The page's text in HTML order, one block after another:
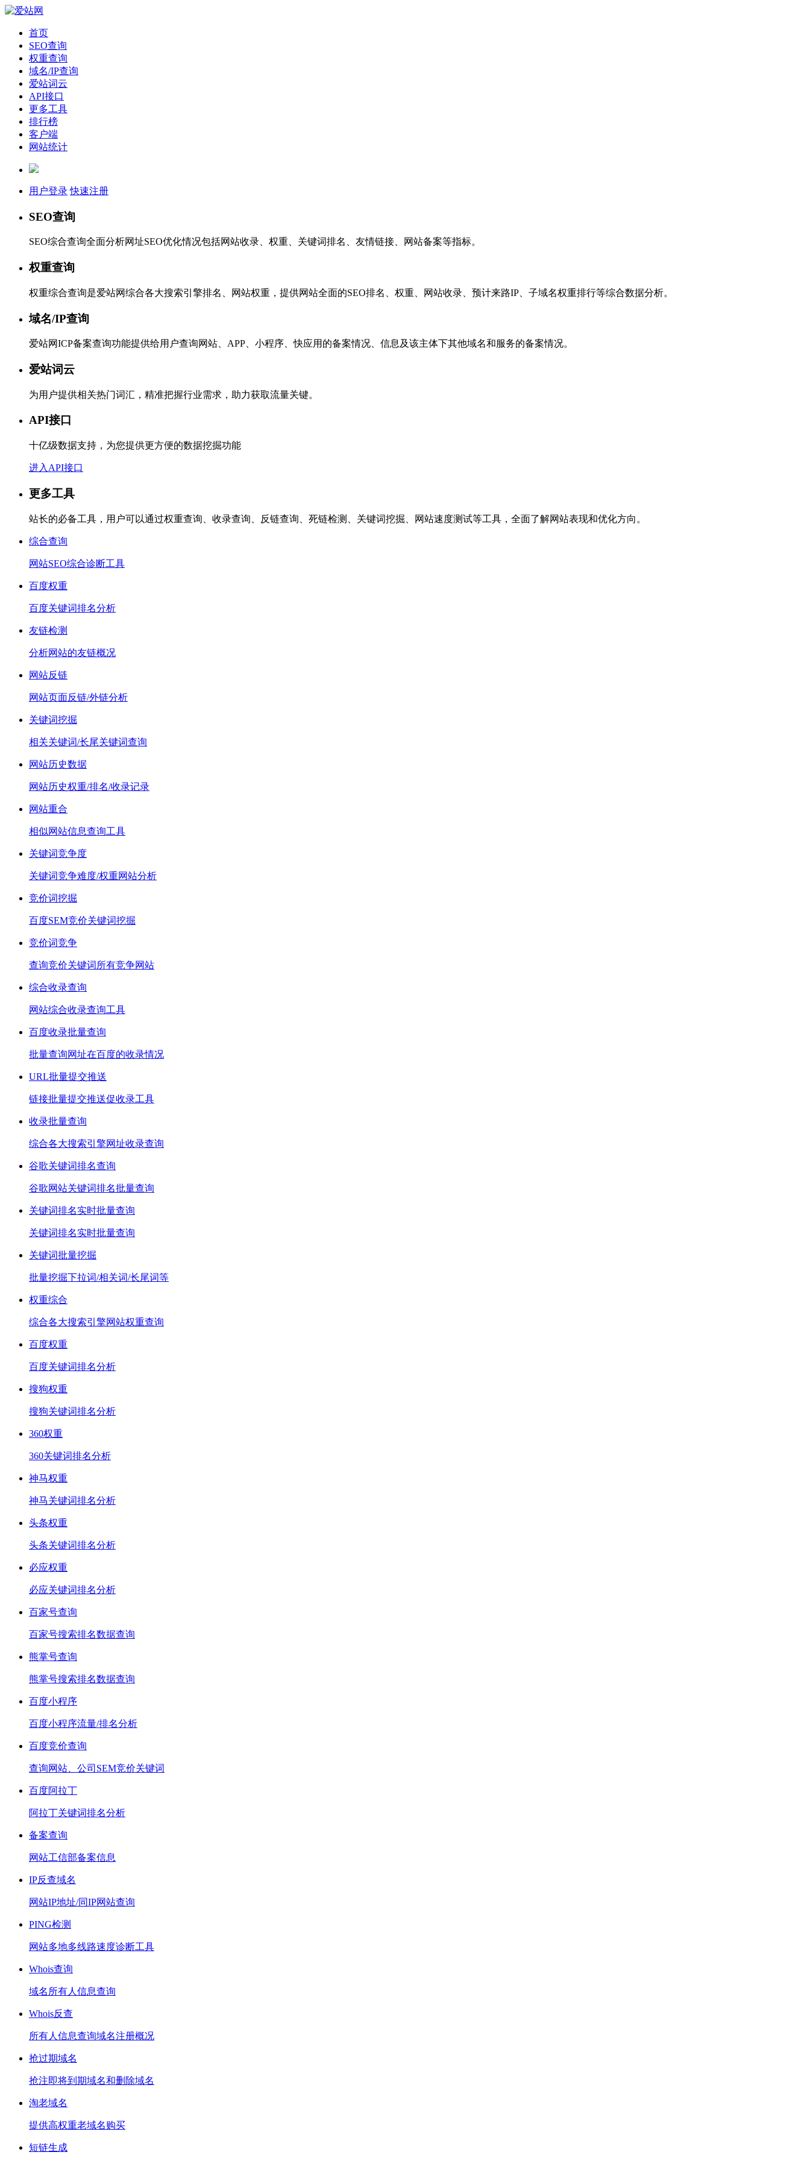
首页
SEO查询
权重查询
域名/IP查询
爱站词云
API接口
更多工具
排行榜
客户端
网站统计
用户登录 快速注册
SEO查询
SEO综合查询全面分析网址SEO优化情况包括网站收录、权重、关键词排名、友情链接、网站备案等指标。
权重查询
权重综合查询是爱站网综合各大搜索引擎排名、网站权重，提供网站全面的SEO排名、权重、网站收录、预计来路IP、子域名权重排行等综合数据分析。
域名/IP查询
爱站网ICP备案查询功能提供给用户查询网站、APP、小程序、快应用的备案情况、信息及该主体下其他域名和服务的备案情况。
爱站词云
为用户提供相关热门词汇，精准把握行业需求，助力获取流量关键。
API接口
十亿级数据支持，为您提供更方便的数据挖掘功能
进入API接口
更多工具
站长的必备工具，用户可以通过权重查询、收录查询、反链查询、死链检测、关键词挖掘、网站速度测试等工具，全面了解网站表现和优化方向。
综合查询
网站SEO综合诊断工具
百度权重
百度关键词排名分析
友链检测
分析网站的友链概况
网站反链
网站页面反链/外链分析
关键词挖掘
相关关键词/长尾关键词查询
网站历史数据
网站历史权重/排名/收录记录
网站重合
相似网站信息查询工具
关键词竞争度
关键词竞争难度/权重网站分析
竞价词挖掘
百度SEM竞价关键词挖掘
竞价词竞争
查询竞价关键词所有竞争网站
综合收录查询
网站综合收录查询工具
百度收录批量查询
批量查询网址在百度的收录情况
URL批量提交推送
链接批量提交推送促收录工具
收录批量查询
综合各大搜索引擎网址收录查询
谷歌关键词排名查询
谷歌网站关键词排名批量查询
关键词排名实时批量查询
关键词排名实时批量查询
关键词批量挖掘
批量挖掘下拉词/相关词/长尾词等
权重综合
综合各大搜索引擎网站权重查询
百度权重
百度关键词排名分析
搜狗权重
搜狗关键词排名分析
360权重
360关键词排名分析
神马权重
神马关键词排名分析
头条权重
头条关键词排名分析
必应权重
必应关键词排名分析
百家号查询
百家号搜索排名数据查询
熊掌号查询
熊掌号搜索排名数据查询
百度小程序
百度小程序流量/排名分析
百度竞价查询
查询网站、公司SEM竞价关键词
百度阿拉丁
阿拉丁关键词排名分析
备案查询
网站工信部备案信息
IP反查域名
网站IP地址/同IP网站查询
PING检测
网站多地多线路速度诊断工具
Whois查询
域名所有人信息查询
Whois反查
所有人信息查询域名注册概况
抢过期域名
抢注即将到期域名和删除域名
淘老域名
提供高权重老域名购买
短链生成